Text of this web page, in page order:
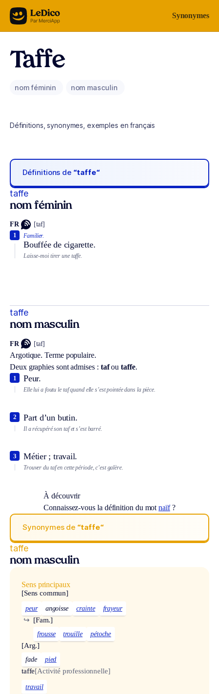
Aller au contenu Synonymes
Taffe
nom féminin nom masculin
Définitions, synonymes, exemples en français
Définitions de “taffe“
taffe
nom féminin
FR [taf]
Familier.
Bouffée de cigarette.
1
Laisse-moi tirer une taffe.
taffe
nom masculin
FR [taf]
Argotique. Terme populaire.
Deux graphies sont admises : tafoutaffe.
Peur.
1
Elle lui a foutu le taf quand elle s’est pointée dans la pièce.
Part d’un butin.
2
Il a récupéré son taf et s’est barré.
Métier ; travail.
3
Trouver du taf en cette période, c’est galère.
À découvrir
Connaissez-vous la définition du motnaïf?
Synonymes de “taffe“
taffe
nom masculin
Sens principaux
[Sens commun]
peur angoisse crainte frayeur
[Fam.]
↪
frousse trouille pétoche
[Arg.]
fade pied
taffe[Activité professionnelle]
travail